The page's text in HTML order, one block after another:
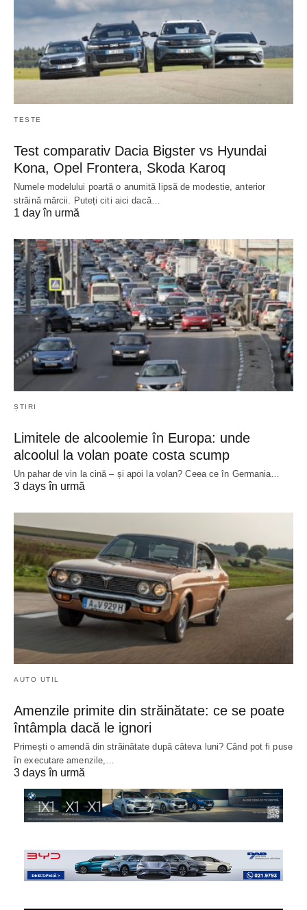
TESTE
Test comparativ Dacia Bigster vs Hyundai
Kona, Opel Frontera, Skoda Karoq
Numele modelului poartă o anumită lipsă de modestie, anterior
străină mărcii. Puteți citi aici dacă…
1 day în urmă
ȘTIRI
Limitele de alcoolemie în Europa: unde
alcoolul la volan poate costa scump
Un pahar de vin la cină – și apoi la volan? Ceea ce în Germania…
3 days în urmă
AUTO UTIL
Amenzile primite din străinătate: ce se poate
întâmpla dacă le ignori
Primești o amendă din străinătate după câteva luni? Când pot fi puse
în executare amenzile,…
3 days în urmă